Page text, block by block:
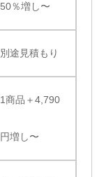
50％増し〜
別途見積もり
1商品＋4,790
円増し〜